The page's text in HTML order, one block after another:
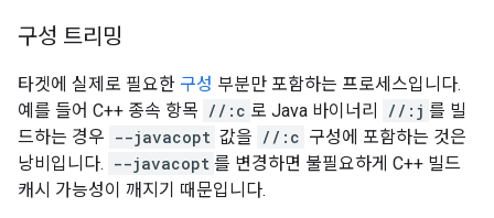
구성 트리밍
타겟에 실제로 필요한 구성 부분만 포함하는 프로세스입니다.
예를 들어 C++ 종속 항목 //:c 로 Java 바이너리 //:j 를 빌
드하는 경우 --javacopt 값을 //:c 구성에 포함하는 것은
낭비입니다. --javacopt 를 변경하면 불필요하게 C++ 빌드
캐시 가능성이 깨지기 때문입니다.